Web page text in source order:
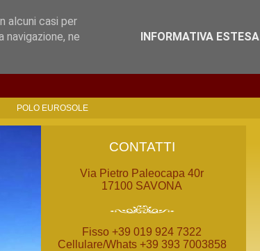
POLO EUROSOLE
CONTATTI
Via Pietro Paleocapa 40r
17100 SAVONA
Fisso +39 019 924 7322
Cellulare/Whats +39 393 7003858
alcuni casi per
navigazione, ne
INFORMATIVA ESTESA